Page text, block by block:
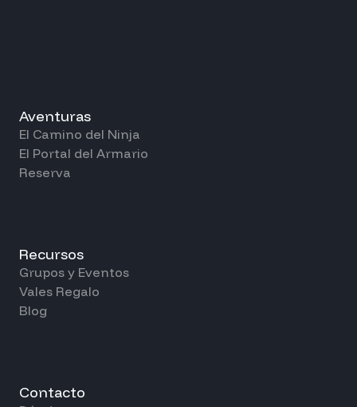
Aventuras
El Camino del Ninja
El Portal del Armario
Reserva
Recursos
Grupos y Eventos
Vales Regalo
Blog
Contacto